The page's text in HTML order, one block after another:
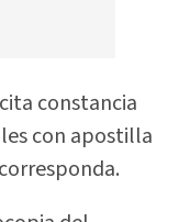
constancia
con apostilla